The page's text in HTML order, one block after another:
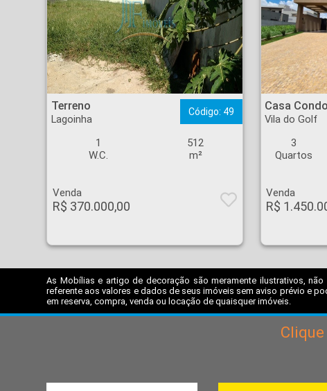
Terreno - Lagoinha - Ribeirão Preto
Terreno
Lagoinha
Código: 49
1
W.C.
512
m²
Venda
R$ 370.000,00
Casa Condomínio - Vila do
Casa
Vila do Golf
3
Quartos
Venda
R$
As Mobílias e artigo de decoração são meramente ilustrativos,
referente aos valores e dados de seus imóveis sem aviso prévio e
em reserva, compra, venda ou locação de quaisquer imóveis.
Clique